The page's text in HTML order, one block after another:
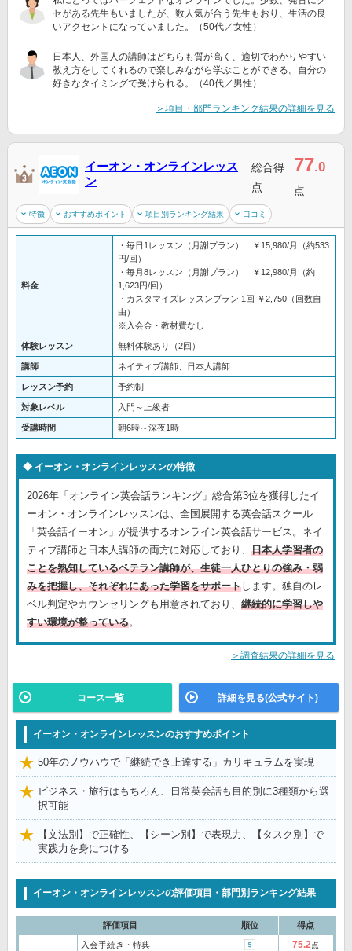
セがある先生もいましたが、数人気が合う先生もおり、生活の良
いアクセントになっていました。（50代／女性）
日本人、外国人の講師はどちらも質が高く、適切でわかりやすい
教え方をしてくれるので楽しみながら学ぶことができる。自分の
好きなタイミングで受けられる。（40代／男性）
＞項目・部門ランキング結果の詳細を見る
イーオン・オンラインレッス
ン
総合得
点
77.0
点
特徴 おすすめポイント 項目別ランキング結果 口コミ
料金
・毎日1レッスン（月謝プラン） ￥15,980/月（約533
円/回）
・毎月8レッスン（月謝プラン） ￥12,980/月（約
1,623円/回）
・カスタマイズレッスンプラン 1回 ￥2,750（回数自
由）
※入会金・教材費なし
体験レッスン 無料体験あり（2回）
講師 ネイティブ講師、日本人講師
レッスン予約 予約制
対象レベル 入門～上級者
受講時間 朝6時～深夜1時
イーオン・オンラインレッスンの特徴
2026年「オンライン英会話ランキング」総合第3位を獲得したイ
ーオン・オンラインレッスンは、全国展開する英会話スクール
「英会話イーオン」が提供するオンライン英会話サービス。ネイ
ティブ講師と日本人講師の両方に対応しており、 日本人学習者の
ことを熟知しているベテラン講師が、生徒一人ひとりの強み・弱
みを把握し、それぞれにあった学習をサポートします。独自のレ
ベル判定やカウンセリングも用意されており、 継続的に学習しや
すい環境が整っている。
＞調査結果の詳細を見る
コース一覧 詳細を見る(公式サイト)
イーオン・オンラインレッスンのおすすめポイント
50年のノウハウで「継続でき上達する」カリキュラムを実現
ビジネス・旅行はもちろん、日常英会話も目的別に3種類から選
択可能
【文法別】で正確性、【シーン別】で表現力、【タスク別】で
実践力を身につける
イーオン・オンラインレッスンの評価項目・部門別ランキング結果
評価項目 順位 得点
入会手続き・特典 75.2点